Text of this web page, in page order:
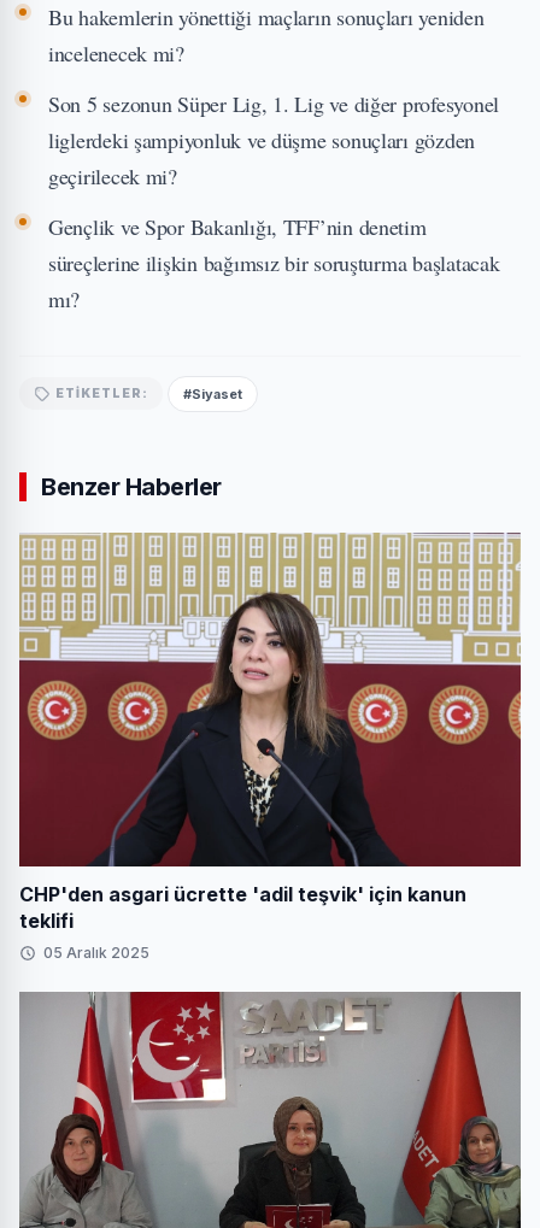
Bu hakemlerin yönettiği maçların sonuçları yeniden
incelenecek mi?
Son 5 sezonun Süper Lig, 1. Lig ve diğer profesyonel
liglerdeki şampiyonluk ve düşme sonuçları gözden
geçirilecek mi?
Gençlik ve Spor Bakanlığı, TFF’nin denetim
süreçlerine ilişkin bağımsız bir soruşturma başlatacak
mı?
ETIKETLER: #Siyaset
Benzer Haberler
CHP'den asgari ücrette 'adil teşvik' için kanun
teklifi
05 Aralık 2025